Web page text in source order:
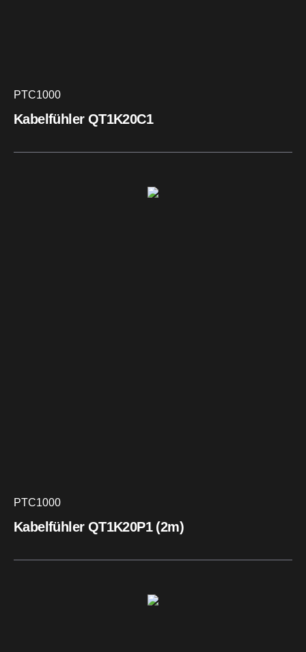
PTC1000
Kabelfühler QT1K20C1
PTC1000
Kabelfühler QT1K20P1 (2m)